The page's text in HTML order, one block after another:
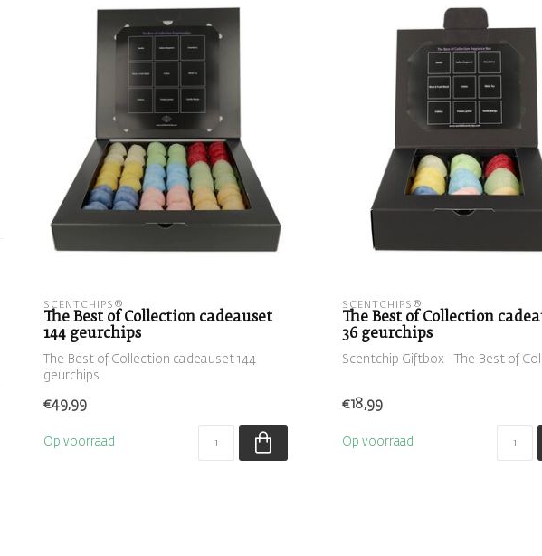
SCENTCHIPS®
The Best of Collection cadeauset
144 geurchips
The Best of Collection cadeauset 144
geurchips
€49,99
Op voorraad
SCENTCHIPS®
The Best of Collection
36 geurchips
Scentchip Giftbox - The Best of
€18,99
Op voorraad